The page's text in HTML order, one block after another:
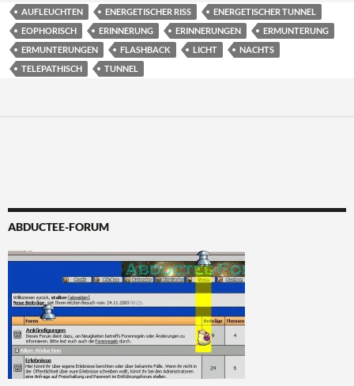
AUFLEUCHTEN ENERGETISCHER RISS
ENERGETISCHER TUNNEL
EOPHORISCH
ERINNERUNG ERINNERUNGEN
ERMUNTERUNG
ERMUNTERUNGEN
FLASHBACK LICHT
NACHTS
TELEPATHISCH
TUNNEL
ABDUCTEE-FORUM